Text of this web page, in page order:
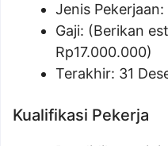
Jenis Pekerjaan:
Gaji: (Berikan
Rp17.000.000)
Terakhir: 31
Kualifikasi Pekerja